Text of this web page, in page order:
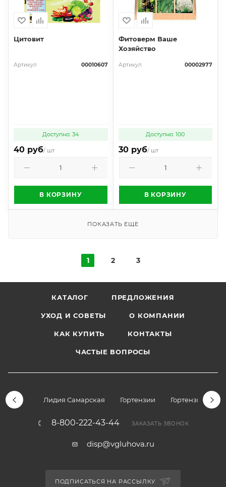
Цитовит
Артикул 00010607
Доступно: 34
40 руб/ шт
В КОРЗИНУ
Фитоверм Ваше
Хозяйство
Артикул 00002977
Доступно: 100
30 руб/ шт
В КОРЗИНУ
ПОКАЗАТЬ ЕЩЕ
1 2 3
КАТАЛОГ ПРЕДЛОЖЕНИЯ
УХОД И СОВЕТЫ О КОМПАНИИ
КАК КУПИТЬ КОНТАКТЫ
ЧАСТЫЕ ВОПРОСЫ
Лидия Самарская Гортензии Гортензии
8-800-222-43-44 ЗАКАЗАТЬ ЗВОНОК
disp@vgluhova.ru
ПОДПИСАТЬСЯ НА РАССЫЛКУ